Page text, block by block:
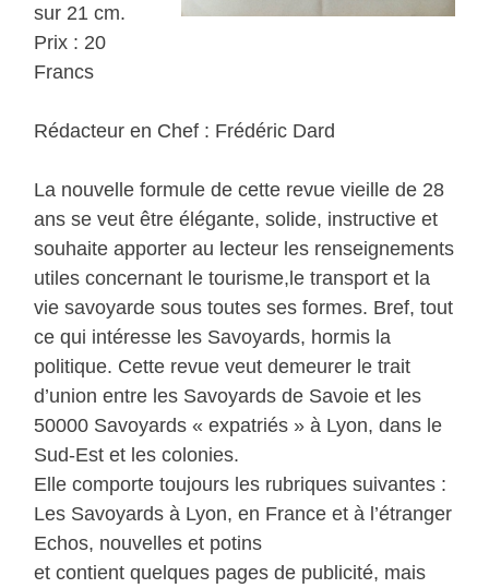
sur 21 cm.
Prix : 20
Francs
Rédacteur en Chef : Frédéric Dard
La nouvelle formule de cette revue vieille de 28
ans se veut être élégante, solide, instructive et
souhaite apporter au lecteur les renseignements
utiles concernant le tourisme,le transport et la
vie savoyarde sous toutes ses formes. Bref, tout
ce qui intéresse les Savoyards, hormis la
politique. Cette revue veut demeurer le trait
d’union entre les Savoyards de Savoie et les
50000 Savoyards « expatriés » à Lyon, dans le
Sud-Est et les colonies.
Elle comporte toujours les rubriques suivantes :
Les Savoyards à Lyon, en France et à l’étranger
Echos, nouvelles et potins
et contient quelques pages de publicité, mais